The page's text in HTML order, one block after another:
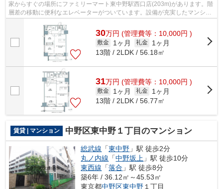
家からすぐの場所にファミリーマート東中野駅西口店(203m)があります。階
層差の移動に便利なエレベーターがついています。設備が充実したマンショ
ンタイプの物件。徒歩1分に駅があるの...
30万円 (管理費等：10,000円 )
敷金 1ヶ月 礼金
1ヶ月
13階 / 2LDK / 56.18㎡
31万円 (管理費等：10,000円 )
敷金 1ヶ月 礼金
1ヶ月
13階 / 2LDK / 56.77㎡
賃貸 | マンション 中野区東中野１丁目のマンション
総武線 「東中野 」駅 徒歩2分
丸ノ内線 「中野坂上 」駅 徒歩10分
東西線 「落合 」駅 徒歩8分
築6年 / 36.12㎡～45.53㎡
東京都中野区東中野１丁目